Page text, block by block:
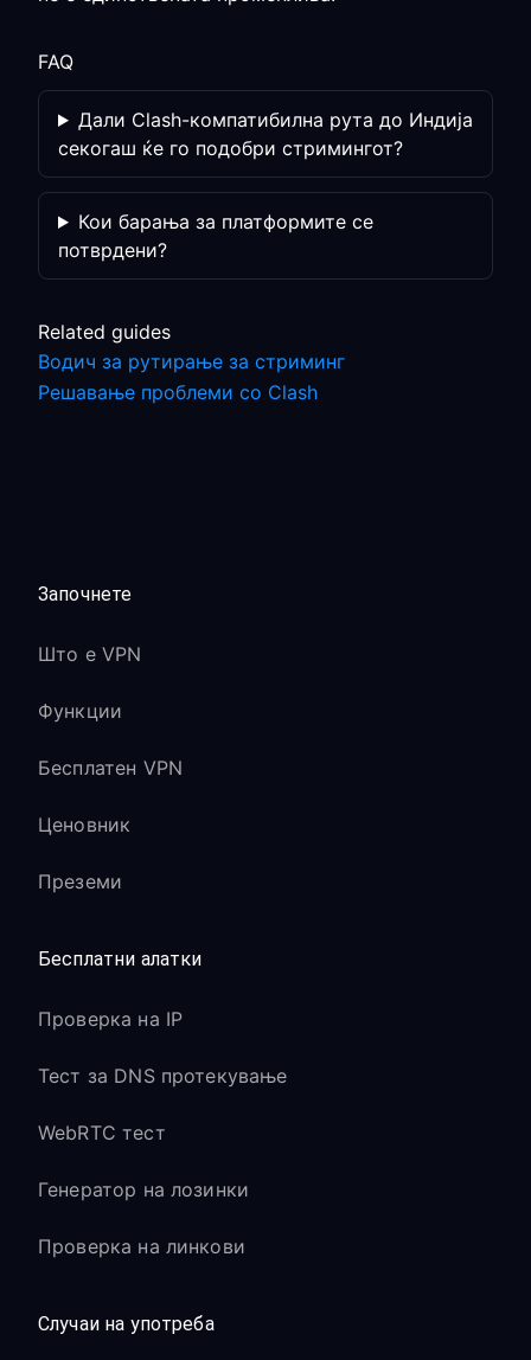
FAQ
Дали Clash-компатибилна рута до Индија
секогаш ќе го подобри стримингот?
Кои барања за платформите се
потврдени?
Related guides
Водич за рутирање за стриминг
Решавање проблеми со Clash
Започнете
Што е VPN
Функции
Бесплатен VPN
Ценовник
Преземи
Бесплатни алатки
Проверка на IP
Тест за DNS протекување
WebRTC тест
Генератор на лозинки
Проверка на линкови
Случаи на употреба